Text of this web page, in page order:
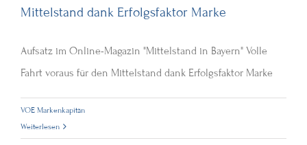
Mittelstand dank Erfolgsfaktor Marke
Aufsatz im Online-Magazin "Mittelstand in Bayern" Volle
Fahrt voraus für den Mittelstand dank Erfolgsfaktor Marke
VOE Markenkapitän
Weiterlesen